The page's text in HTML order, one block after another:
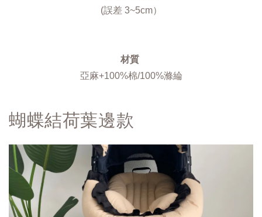
(誤差 3~5cm）
材質
亞麻+100%棉/100%滌綸
蝴蝶結荷葉邊款